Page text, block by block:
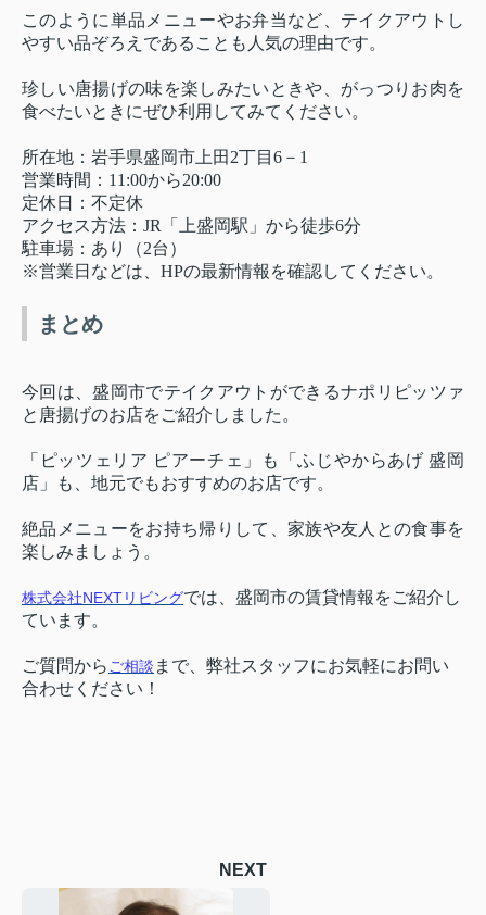
このように単品メニューやお弁当など、テイクアウトし
やすい品ぞろえであることも人気の理由です。
珍しい唐揚げの味を楽しみたいときや、がっつりお肉を
食べたいときにぜひ利用してみてください。
所在地：岩手県盛岡市上田2丁目6－1
営業時間：11:00から20:00
定休日：不定休
アクセス方法：JR「上盛岡駅」から徒歩6分
駐車場：あり（2台）
※営業日などは、HPの最新情報を確認してください。
まとめ
今回は、盛岡市でテイクアウトができるナポリピッツァ
と唐揚げのお店をご紹介しました。
「ピッツェリア ピアーチェ」も「ふじやからあげ 盛岡
店」も、地元でもおすすめのお店です。
絶品メニューをお持ち帰りして、家族や友人との食事を
楽しみましょう。
株式会社NEXTリビングでは、盛岡市の賃貸情報をご紹介し
ています。
ご質問から ご相談 まで、弊社スタッフにお気軽にお問い
合わせください！
NEXT